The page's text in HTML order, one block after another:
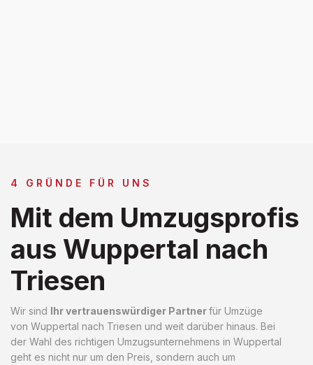
4 GRÜNDE FÜR UNS
Mit dem Umzugsprofis
aus Wuppertal nach
Triesen
Wir sind Ihr vertrauenswürdiger Partnerfür Umzüge
von Wuppertal nach Triesen und weit darüber hinaus. Bei
der Wahl des richtigen Umzugsunternehmens in Wuppertal
geht es nicht nur um den Preis, sondern auch um